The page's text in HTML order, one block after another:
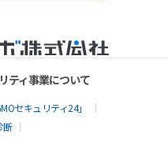
ティ事業について
セキュリティ24」
断